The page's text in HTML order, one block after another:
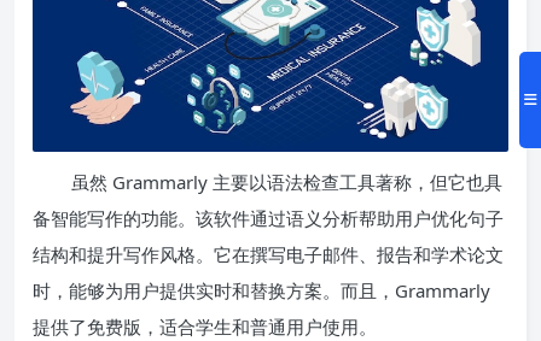
虽然 Grammarly 主要以语法检查工具著称，但它也具
备智能写作的功能。该软件通过语义分析帮助用户优化句子
结构和提升写作风格。它在撰写电子邮件、报告和学术论文
时，能够为用户提供实时和替换方案。而且，Grammarly
提供了免费版，适合学生和普通用户使用。